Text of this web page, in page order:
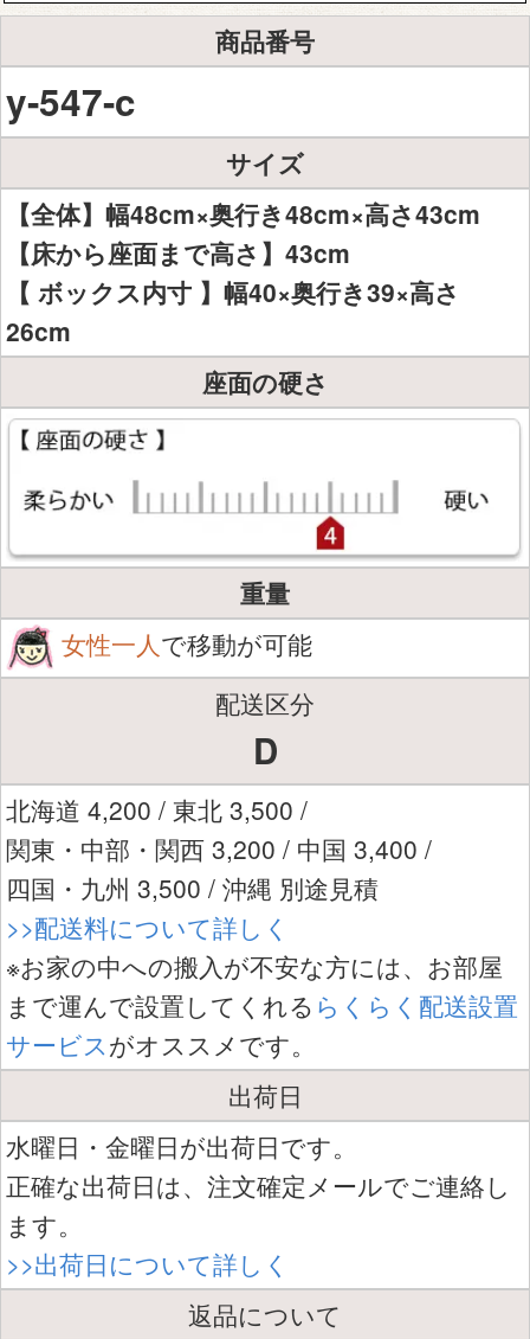
商品番号
y-547-c
サイズ
【全体】幅48cm×奥行き48cm×高さ43cm
【床から座面まで高さ】43cm
【 ボックス内寸 】幅40×奥行き39×高さ
26cm
座面の硬さ
重量
女性一人で移動が可能
配送区分
D
北海道 4,200 / 東北 3,500 /
関東・中部・関西 3,200 / 中国 3,400 /
四国・九州 3,500 / 沖縄 別途見積
>>配送料について詳しく
※お家の中への搬入が不安な方には、お部屋
まで運んで設置してくれる らくらく配送設置
サービスがオススメです。
出荷日
水曜日・金曜日が出荷日です。
正確な出荷日は、注文確定メールでご連絡し
ます。
>>出荷日について詳しく
返品について